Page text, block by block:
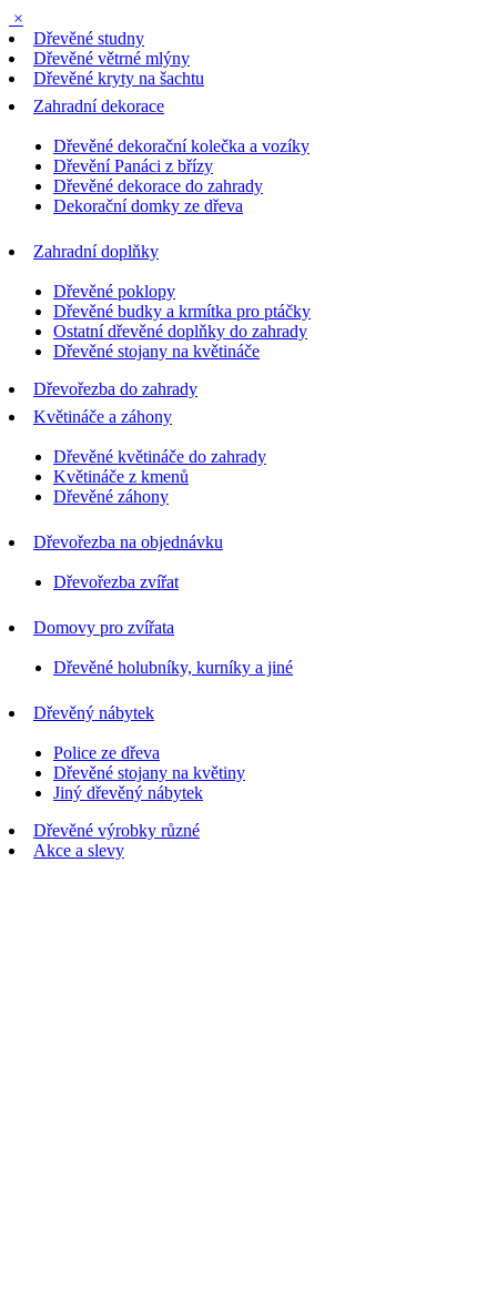
×
Dřevěné studny
Dřevěné větrné mlýny
Dřevěné kryty na šachtu
Zahradní dekorace
Dřevěné dekorační kolečka a vozíky
Dřevění Panáci z břízy
Dřevěné dekorace do zahrady
Dekorační domky ze dřeva
Zahradní doplňky
Dřevěné poklopy
Dřevěné budky a krmítka pro ptáčky
Ostatní dřevěné doplňky do zahrady
Dřevěné stojany na květináče
Dřevořezba do zahrady
Květináče a záhony
Dřevěné květináče do zahrady
Květináče z kmenů
Dřevěné záhony
Dřevořezba na objednávku
Dřevořezba zvířat
Domovy pro zvířata
Dřevěné holubníky, kurníky a jiné
Dřevěný nábytek
Police ze dřeva
Dřevěné stojany na květiny
Jiný dřevěný nábytek
Dřevěné výrobky různé
Akce a slevy